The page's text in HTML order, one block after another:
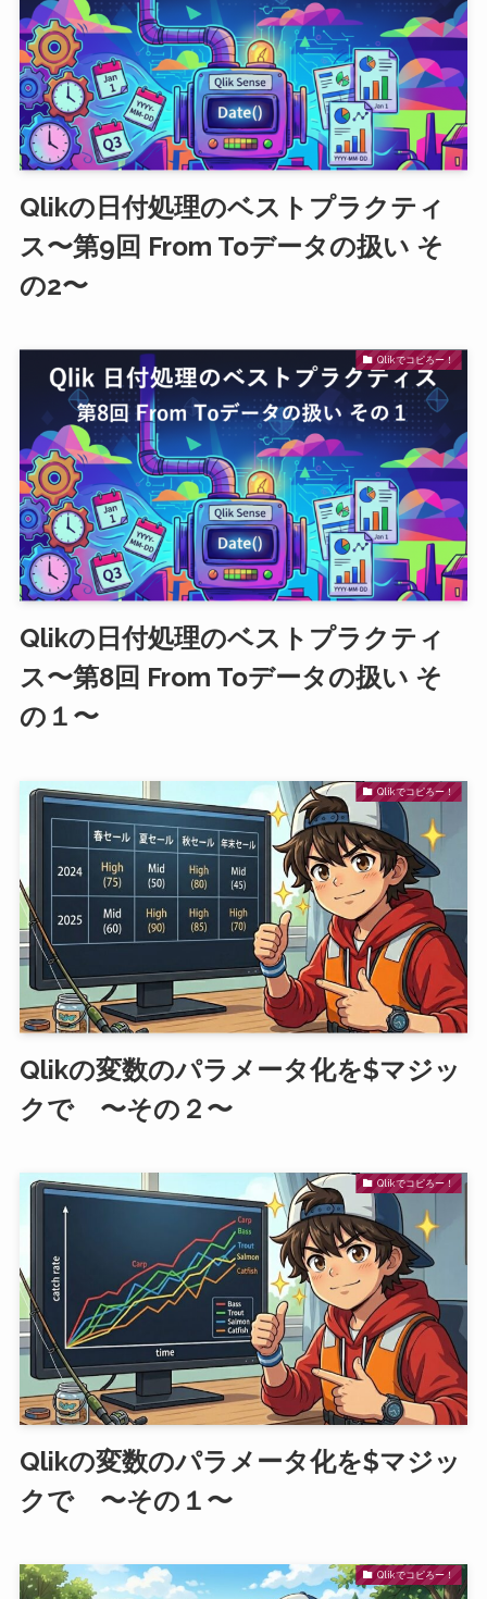
Qlikの日付処理のベストプラクティ
ス〜第9回 From Toデータの扱い そ
の2〜
Qlikでコピろー！
Qlikの日付処理のベストプラクティ
ス〜第8回 From Toデータの扱い そ
の１〜
Qlikでコピろー！
Qlikの変数のパラメータ化を$マジッ
クで 〜その２〜
Qlikでコピろー！
Qlikの変数のパラメータ化を$マジッ
クで 〜その１〜
Qlikでコピろー！